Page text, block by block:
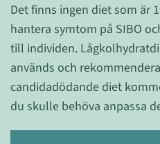
Det finns ingen diet som är
hantera symtom på SIBO
till individen.
används och
candidadödande diet
du skulle behöva anpassa